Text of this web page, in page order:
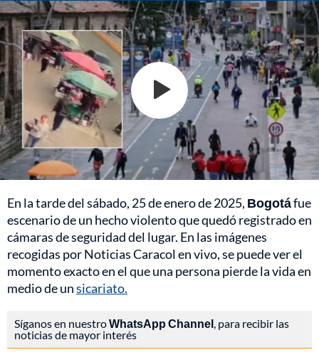
En la tarde del sábado, 25 de enero de 2025, Bogotáfue
escenario de un hecho violento que quedó registrado en
cámaras de seguridad del lugar. En las imágenes
recogidas por Noticias Caracol en vivo, se puede ver el
momento exacto en el que una persona pierde la vida en
medio de unsicariato.
Síganos en nuestroWhatsApp Channel , para recibir las
noticias de mayor interés